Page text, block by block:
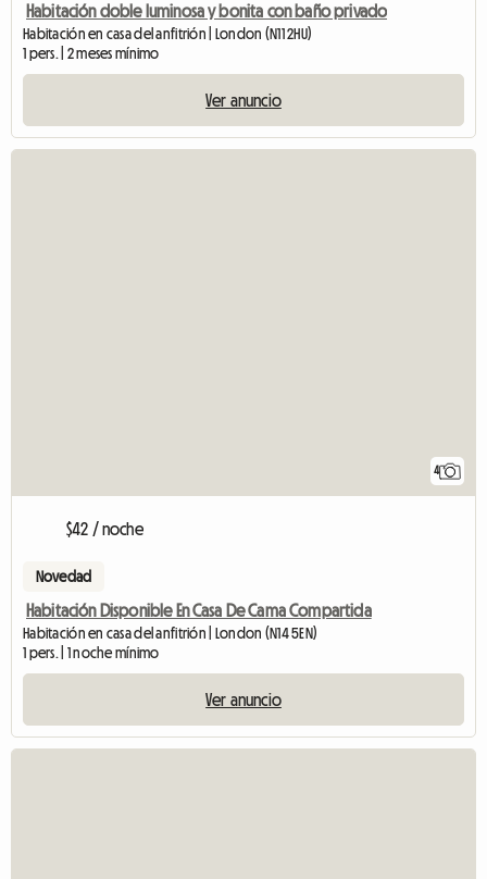
Habitación doble luminosa y bonita con baño privado
Habitación en casa del anfitrión | London (N11 2HU)
1 pers. | 2 meses mínimo
Ver anuncio
4
$42 / noche
Novedad
Habitación Disponible En Casa De Cama Compartida
Habitación en casa del anfitrión | London (N14 5EN)
1 pers. | 1 noche mínimo
Ver anuncio